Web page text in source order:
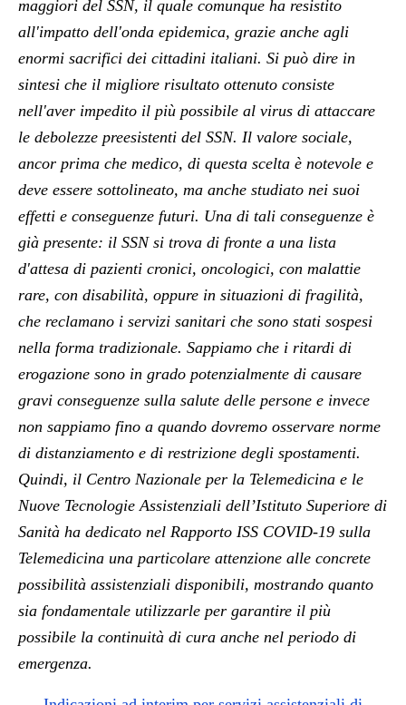
maggiori del SSN, il quale comunque ha resistito
all'impatto dell'onda epidemica, grazie anche agli
enormi sacrifici dei cittadini italiani. Si può dire in
sintesi che il migliore risultato ottenuto consiste
nell'aver impedito il più possibile al virus di attaccare
le debolezze preesistenti del SSN. Il valore sociale,
ancor prima che medico, di questa scelta è notevole e
deve essere sottolineato, ma anche studiato nei suoi
effetti e conseguenze futuri. Una di tali conseguenze è
già presente: il SSN si trova di fronte a una lista
d'attesa di pazienti cronici, oncologici, con malattie
rare, con disabilità, oppure in situazioni di fragilità,
che reclamano i servizi sanitari che sono stati sospesi
nella forma tradizionale. Sappiamo che i ritardi di
erogazione sono in grado potenzialmente di causare
gravi conseguenze sulla salute delle persone e invece
non sappiamo fino a quando dovremo osservare norme
di distanziamento e di restrizione degli spostamenti.
Quindi, il Centro Nazionale per la Telemedicina e le
Nuove Tecnologie Assistenziali dell’Istituto Superiore di
Sanità ha dedicato nel Rapporto ISS COVID-19 sulla
Telemedicina una particolare attenzione alle concrete
possibilità assistenziali disponibili, mostrando quanto
sia fondamentale utilizzarle per garantire il più
possibile la continuità di cura anche nel periodo di
emergenza.